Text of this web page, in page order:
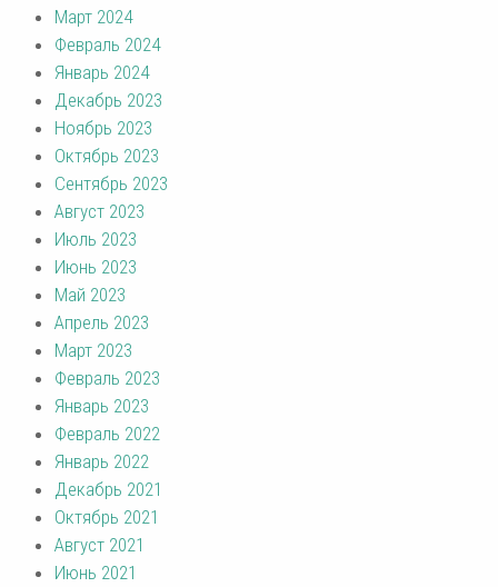
Март 2024
Февраль 2024
Январь 2024
Декабрь 2023
Ноябрь 2023
Октябрь 2023
Сентябрь 2023
Август 2023
Июль 2023
Июнь 2023
Май 2023
Апрель 2023
Март 2023
Февраль 2023
Январь 2023
Февраль 2022
Январь 2022
Декабрь 2021
Октябрь 2021
Август 2021
Июнь 2021